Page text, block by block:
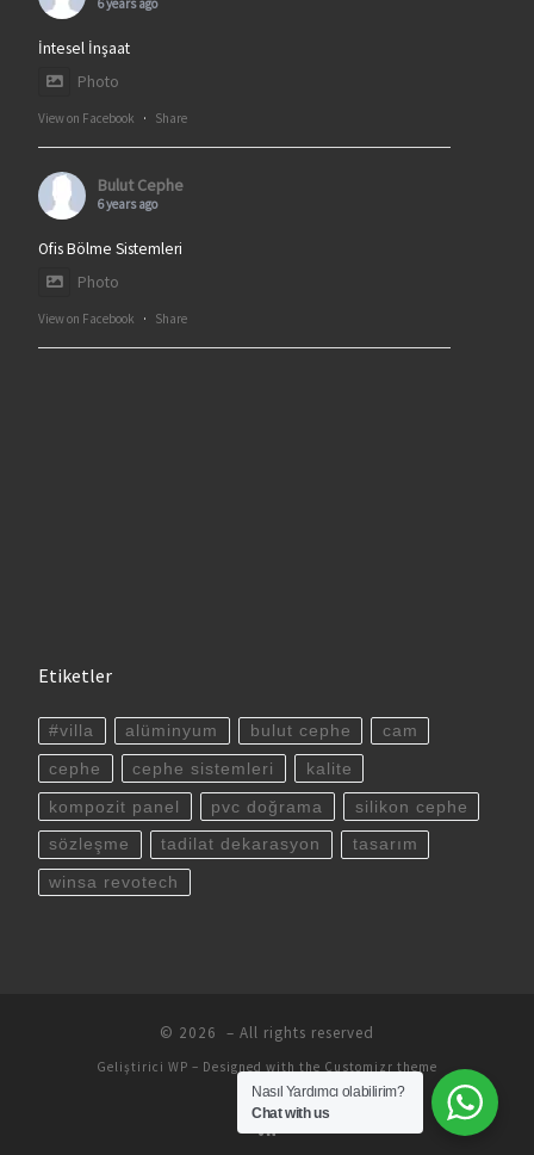
6 years ago
İntesel İnşaat
Photo
View on Facebook · Share
Bulut Cephe
6 years ago
Ofis Bölme Sistemleri
Photo
View on Facebook · Share
Etiketler
#villa alüminyum bulut cephe cam
cephe cephe sistemleri kalite
kompozit panel pvc doğrama silikon cephe
sözleşme tadilat dekarasyon tasarım
winsa revotech
© 2026 – All rights reserved
Geliştirici WP – Designed with the Customizr theme
Nasıl Yardımcı olabilirim?
Chat with us